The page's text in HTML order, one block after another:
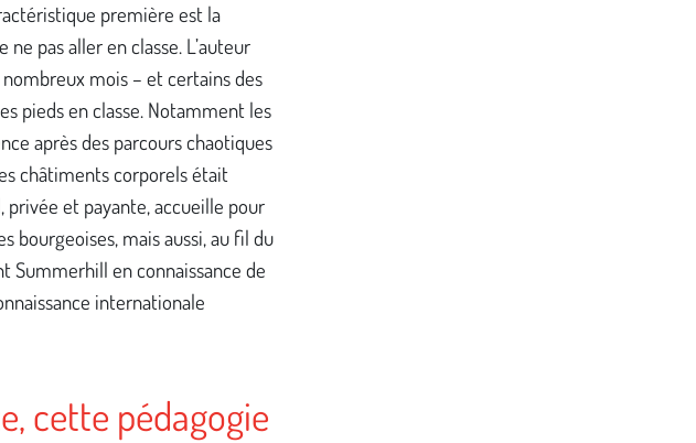
première est la
pas aller en classe. L’auteur
mois – et certains des
pieds en classe. Notamment les
après des parcours chaotiques
châtiments corporels était
privée et payante, accueille pour
bourgeoises, mais aussi, au fil du
Summerhill en connaissance de
internationale
cette pédagogie